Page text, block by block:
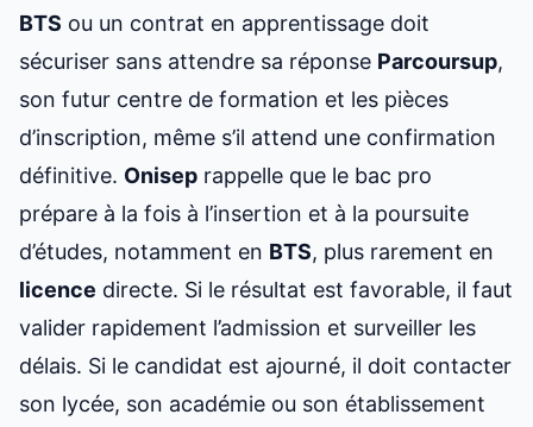
BTS ou un contrat en apprentissage doit
sécuriser sans attendre sa réponse Parcoursup,
son futur centre de formation et les pièces
d’inscription, même s’il attend une confirmation
définitive. Onisep rappelle que le bac pro
prépare à la fois à l’insertion et à la poursuite
d’études, notamment en BTS, plus rarement en
licence directe. Si le résultat est favorable, il faut
valider rapidement l’admission et surveiller les
délais. Si le candidat est ajourné, il doit contacter
son lycée, son académie ou son établissement